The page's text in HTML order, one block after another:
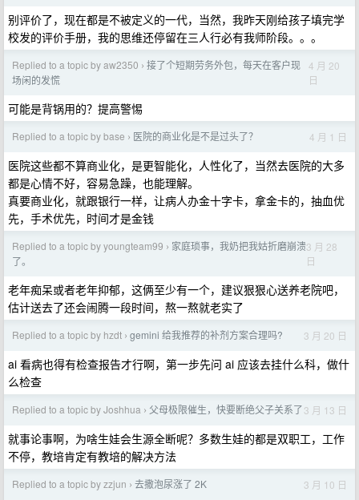
别评价了，现在都是不被定义的一代，当然，我昨天刚给孩子填完学
校发的评价手册，我的思维还停留在三人行必有我师阶段。。。
Replied to a topic by aw2350 › 接了个短期劳务外包，每天在客户现
场闲的发慌
4 月 20
日
可能是背锅用的？提高警惕
Replied to a topic by base › 医院的商业化是不是过头了？ 4 月 1 日
医院这些都不算商业化，是更智能化，人性化了，当然去医院的大多
都是心情不好，容易急躁，也能理解。
真要商业化，就跟银行一样，让病人办金十字卡，拿金卡的，抽血优
先，手术优先，时间才是金钱
Replied to a topic by youngteam99 › 家庭琐事，我奶把我姑折磨崩溃
了。
3 月 28
日
老年痴呆或者老年抑郁，这俩至少有一个，建议狠狠心送养老院吧，
估计送去了还会闹腾一段时间，熬一熬就老实了
Replied to a topic by hzdt › gemini 给我推荐的补剂方案合理吗? 3 月 20 日
ai 看病也得有检查报告才行啊，第一步先问 ai 应该去挂什么科，做什
么检查
Replied to a topic by Joshhua › 父母极限催生，快要断绝父子关系了3 月 13 日
就事论事啊，为啥生娃会生源全断呢？多数生娃的都是双职工，工作
不停，教培肯定有教培的解决方法
Replied to a topic by zzjun › 去撒泡尿涨了 2K 3 月 10 日